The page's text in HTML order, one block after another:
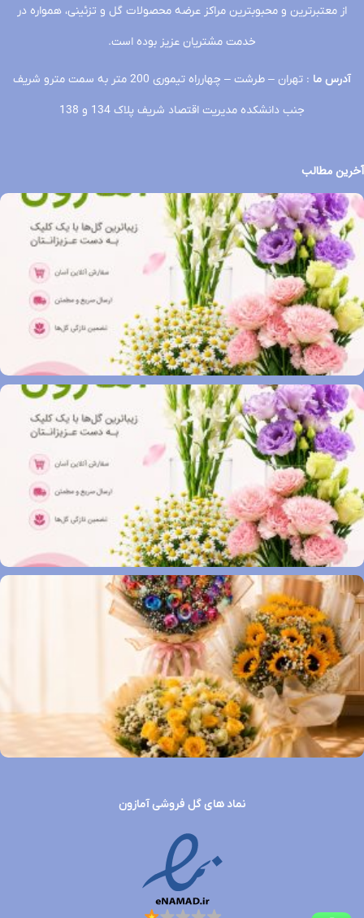
از معتبرترین و محبوبترین مراکز عرضه محصولات گل و تزئینی، همواره در
خدمت مشتریان عزیز بوده است.
آدرس ما
: تهران – طرشت – چهارراه تیموری 200 متر به سمت مترو شریف
جنب دانشکده مدیریت اقتصاد شریف پلاک 134 و 138
آخرین مطالب
نماد های گل فروشی آمازون